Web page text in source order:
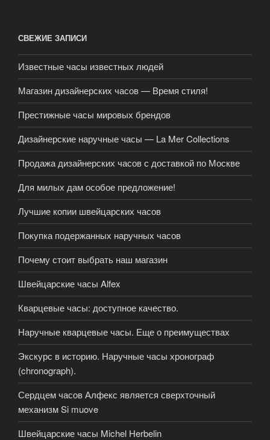
СВЕЖИЕ ЗАПИСИ
Известные часы известных людей
Магазин дизайнерских часов — Время стиля!
Престижные часы мировых брендов
Дизайнерские наручные часы — La Mer Collections
Продажа дизайнерских часов с доставкой по Москве
Для милых дам особое предложение!
Лучшие копии швейцарских часов
Покупка подержанных наручных часов
Почему стоит выбрать наш магазин
Швейцарские часы Alfex
Кварцевые часы: доступное качество.
Наручные кварцевые часы. Еще о преимуществах
Экскурс в историю. Наручные часы хронограф
(chronograph).
Сердцем часов Алфекс является сверхточный
механизм Si muove
Швейцарские часы Michel Herbelin